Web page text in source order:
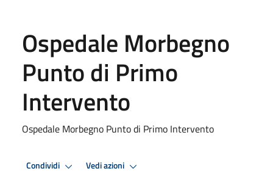
Ospedale Morbegno
Punto di Primo
Intervento
Ospedale Morbegno Punto di Primo Intervento
Condividi Vedi azioni